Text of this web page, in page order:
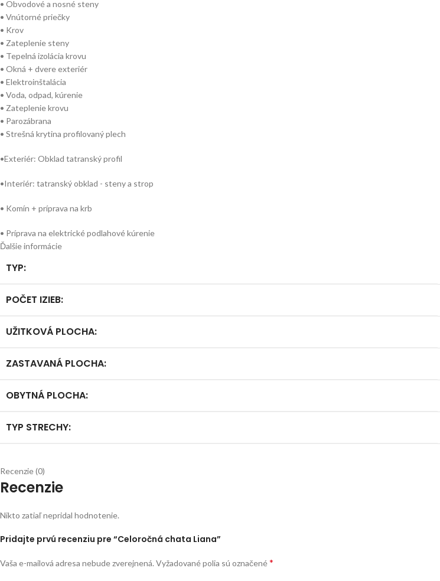
• Obvodové a nosné steny
• Vnútorné priečky
• Krov
• Zateplenie steny
• Tepelná izolácia krovu
• Okná + dvere exteriér
• Elektroinštalácia
• Voda, odpad, kúrenie
• Zateplenie krovu
• Parozábrana
• Strešná krytina profilovaný plech
•Exteriér: Obklad tatranský profil
•Interiér: tatranský obklad - steny a strop
• Komín + príprava na krb
• Príprava na elektrické podlahové kúrenie
Ďalšie informácie
TYP:
POČET IZIEB:
UŽITKOVÁ PLOCHA:
ZASTAVANÁ PLOCHA:
OBYTNÁ PLOCHA:
TYP STRECHY:
Recenzie (0)
Recenzie
Nikto zatiaľ nepridal hodnotenie.
Pridajte prvú recenziu pre “Celoročná chata Liana”
Vaša e-mailová adresa nebude zverejnená. Vyžadované polia sú označené*